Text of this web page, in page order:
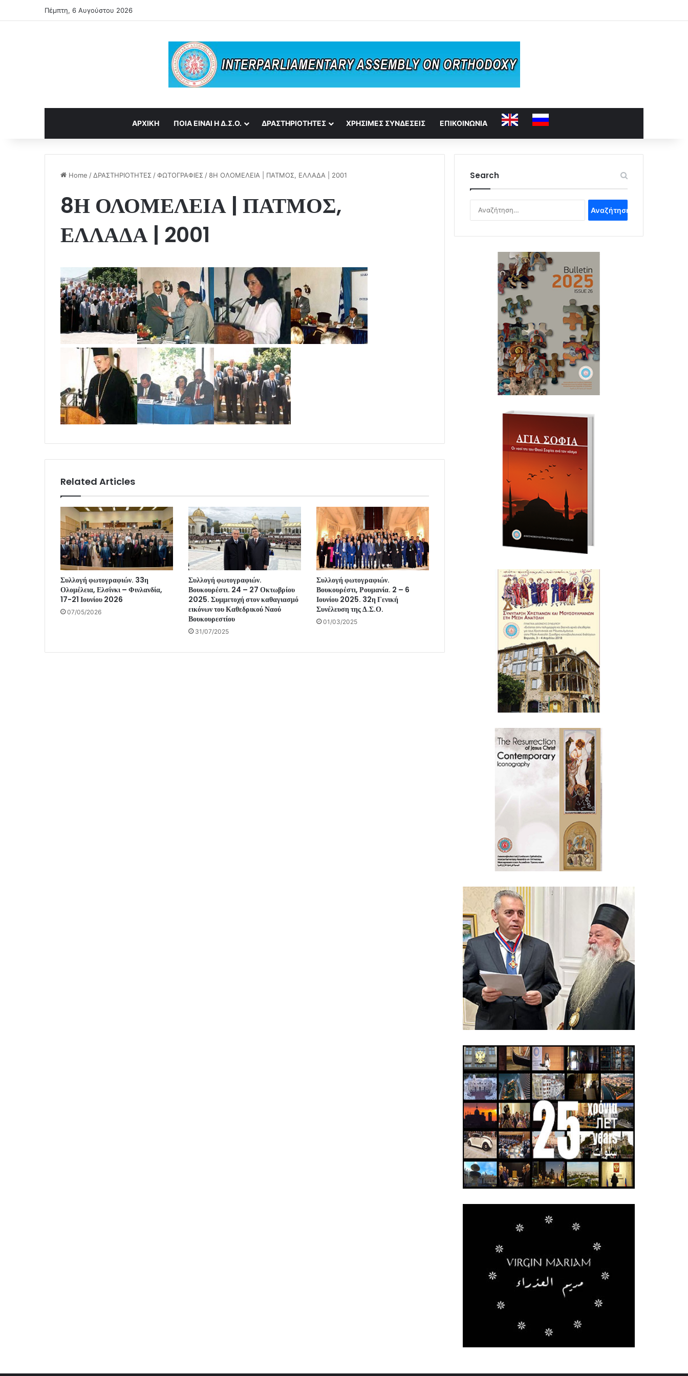
Πέμπτη, 6 Αυγούστου 2026
ΑΡΧΙΚΗ ΠΟΙΑ ΕΙΝΑΙ Η Δ.Σ.Ο. ΔΡΑΣΤΗΡΙΟΤΗΤΕΣ ΧΡΗΣΙΜΕΣ ΣΥΝΔΕΣΕΙΣ ΕΠΙΚΟΙΝΩΝΙΑ
Home / ΔΡΑΣΤΗΡΙΟΤΗΤΕΣ /ΦΩΤΟΓΡΑΦΙΕΣ /8Η ΟΛΟΜΕΛΕΙΑ | ΠΑΤΜΟΣ, ΕΛΛΑΔΑ | 2001
8Η ΟΛΟΜΕΛΕΙΑ | ΠΑΤΜΟΣ,
ΕΛΛΑΔΑ | 2001
Related Articles
Συλλογή φωτογραφιών. 33η
Ολομέλεια, Ελσίνκι – Φινλανδία,
17-21 Ιουνίου 2026
07/05/2026
Συλλογή φωτογραφιών.
Βουκουρέστι. 24 – 27 Οκτωβρίου
2025. Συμμετοχή στον καθαγιασμό
εικόνων του Καθεδρικού Ναού
Βουκουρεστίου
31/07/2025
Συλλογή φωτογραφιών.
Βουκουρέστι, Ρουμανία. 2 – 6
Ιουνίου 2025. 32η Γενική
Συνέλευση της Δ.Σ.Ο.
01/03/2025
Search
για: